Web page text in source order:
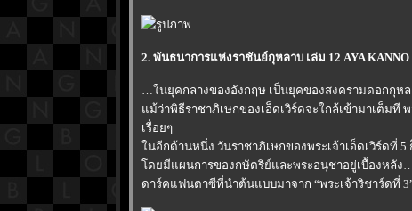
2. พันธนาการแห่งราชันย์กุหลาบ เล่ม 12 AYA KANNO
นยุคกลางของอังกฤษ เป็นยุคของสงครามดอกกุหล
ม้ว่าพิธีราชาภิเษกของเอ็ดเวิร์ดจะใกล้เข้ามาเต็มที
เรื่อยๆ
นอีกด้านหนึ่ง วันราชาภิเษกของพระเจ้าเอ็ดเวิร์ดที่
ดยมีแผนการของกษัตริย์และพระอนุชาอยู่เบื้องหลัง
ดาร์คแฟนตาซีที่นำต้นแบบมาจาก “พระเจ้าริชาร์ดที่